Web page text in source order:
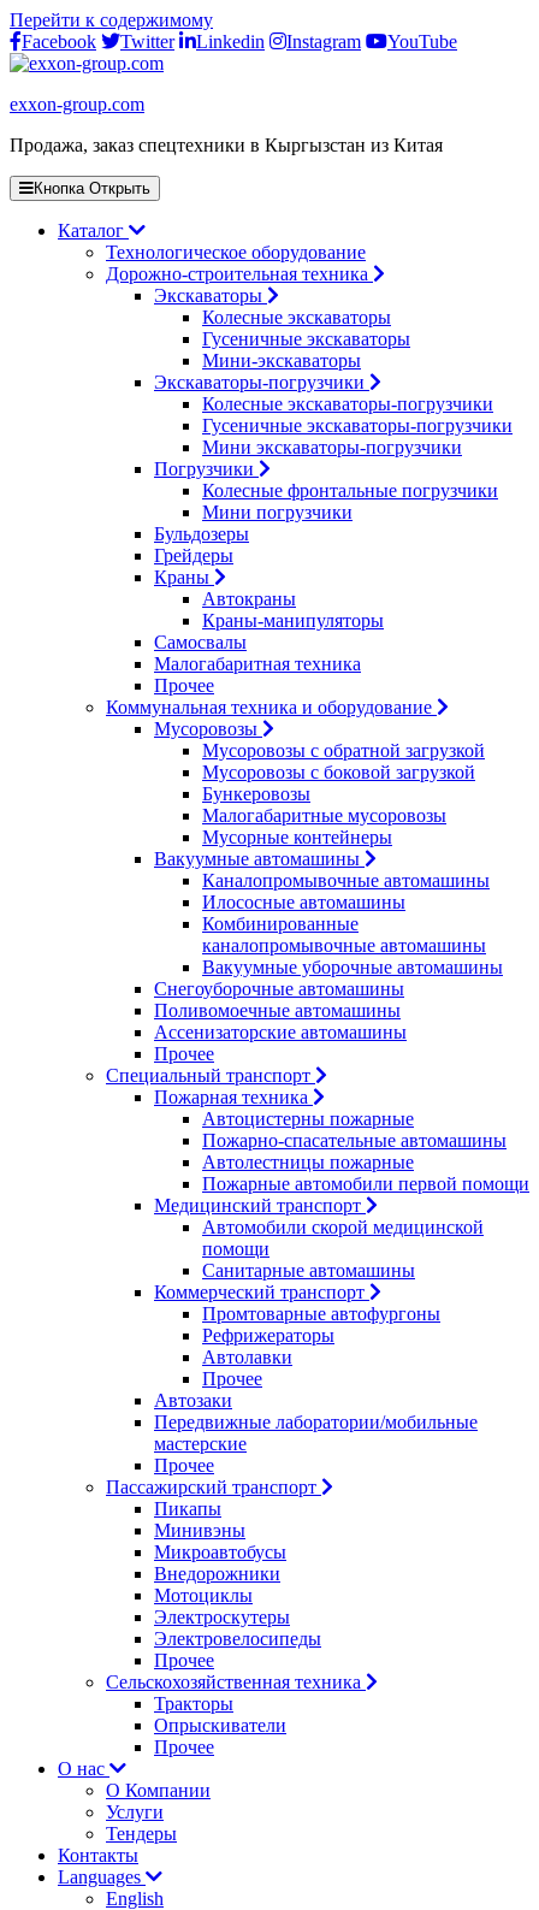
Перейти к содержимому
Facebook
Twitter Linkedin Instagram YouTube
exxon-group.com
Продажа, заказ спецтехники в Кыргызстан из Китая
Кнопка Открыть
Каталог
Технологическое оборудование
Дорожно-строительная техника
Экскаваторы
Колесные экскаваторы
Гусеничные экскаваторы
Мини-экскаваторы
Экскаваторы-погрузчики
Колесные экскаваторы-погрузчики
Гусеничные экскаваторы-погрузчики
Мини экскаваторы-погрузчики
Погрузчики
Колесные фронтальные погрузчики
Мини погрузчики
Бульдозеры
Грейдеры
Краны
Автокраны
Краны-манипуляторы
Самосвалы
Малогабаритная техника
Прочее
Коммунальная техника и оборудование
Мусоровозы
Мусоровозы с обратной загрузкой
Мусоровозы с боковой загрузкой
Бункеровозы
Малогабаритные мусоровозы
Мусорные контейнеры
Вакуумные автомашины
Каналопромывочные автомашины
Илососные автомашины
Комбинированные
каналопромывочные автомашины
Вакуумные уборочные автомашины
Снегоуборочные автомашины
Поливомоечные автомашины
Ассенизаторские автомашины
Прочее
Специальный транспорт
Пожарная техника
Автоцистерны пожарные
Пожарно-спасательные автомашины
Автолестницы пожарные
Пожарные автомобили первой помощи
Медицинский транспорт
Автомобили скорой медицинской
помощи
Санитарные автомашины
Коммерческий транспорт
Промтоварные автофургоны
Рефрижераторы
Автолавки
Прочее
Автозаки
Передвижные лаборатории/мобильные
мастерские
Прочее
Пассажирский транспорт
Пикапы
Минивэны
Микроавтобусы
Внедорожники
Мотоциклы
Электроскутеры
Электровелосипеды
Прочее
Сельскохозяйственная техника
Тракторы
Опрыскиватели
Прочее
О нас
О Компании
Услуги
Тендеры
Контакты
Languages
English